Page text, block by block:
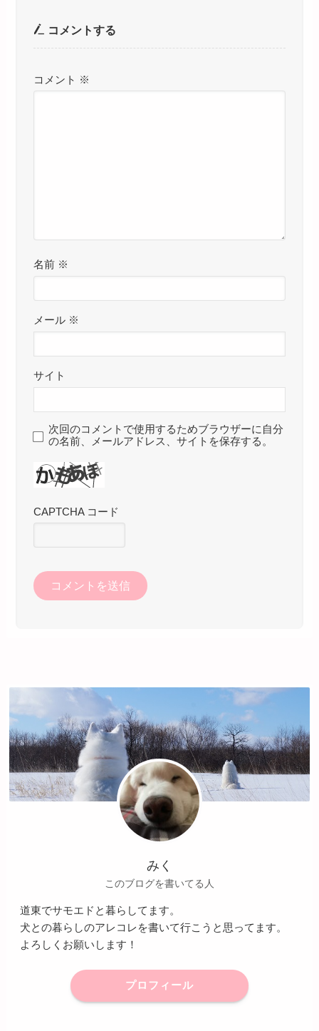
コメントする
コメント ※
名前 ※
メール ※
サイト
次回のコメントで使用するためブラウザーに自分
の名前、メールアドレス、サイトを保存する。
CAPTCHA コード
みく
このブログを書いてる人
道東でサモエドと暮らしてます。
犬との暮らしのアレコレを書いて行こうと思ってます。
よろしくお願いします！
プロフィール